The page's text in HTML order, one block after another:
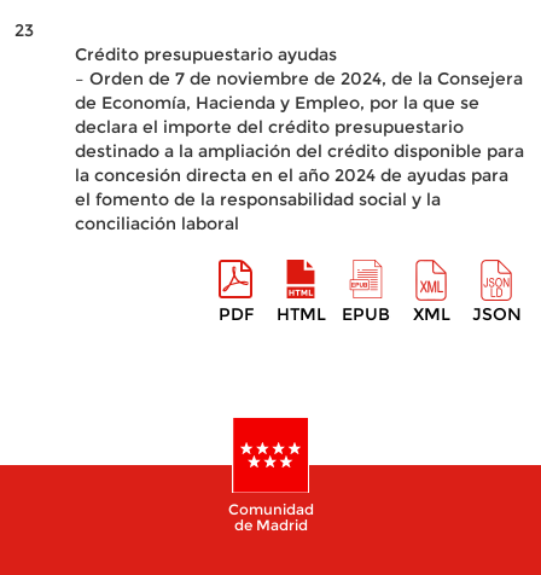
23
Crédito presupuestario ayudas
– Orden de 7 de noviembre de 2024, de la Consejera
de Economía, Hacienda y Empleo, por la que se
declara el importe del crédito presupuestario
destinado a la ampliación del crédito disponible para
la concesión directa en el año 2024 de ayudas para
el fomento de la responsabilidad social y la
conciliación laboral
PDF HTML EPUB XML JSON
Comunidad
de Madrid